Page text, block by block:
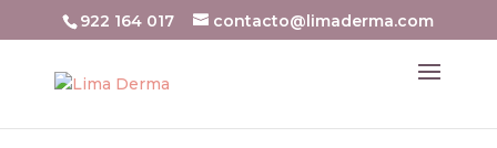
922 164 017 contacto@limaderma.com